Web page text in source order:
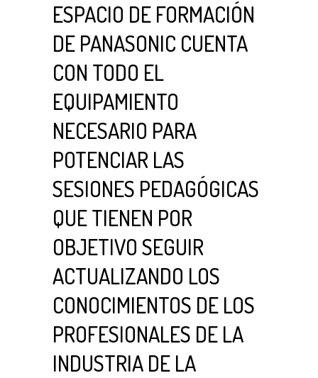
ESPACIO DE FORMACIÓN
DE PANASONIC CUENTA
CON TODO EL
EQUIPAMIENTO
NECESARIO PARA
POTENCIAR LAS
SESIONES PEDAGÓGICAS
QUE TIENEN POR
OBJETIVO SEGUIR
ACTUALIZANDO LOS
CONOCIMIENTOS DE LOS
PROFESIONALES DE LA
INDUSTRIA DE LA